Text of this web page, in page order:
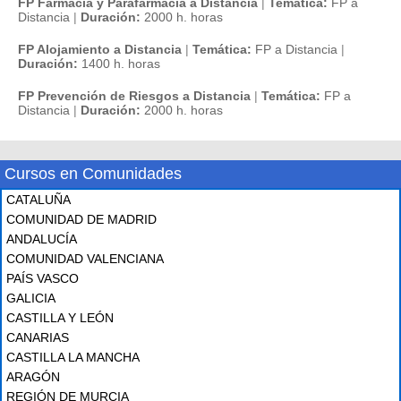
Distancia | Duración: 2000 h. horas
FP Alojamiento a Distancia | Temática: FP a Distancia |
Duración: 1400 h. horas
FP Prevención de Riesgos a Distancia | Temática: FP a
Distancia | Duración: 2000 h. horas
Cursos en Comunidades
CATALUÑA
COMUNIDAD DE MADRID
ANDALUCÍA
COMUNIDAD VALENCIANA
PAÍS VASCO
GALICIA
CASTILLA Y LEÓN
CANARIAS
CASTILLA LA MANCHA
ARAGÓN
REGIÓN DE MURCIA